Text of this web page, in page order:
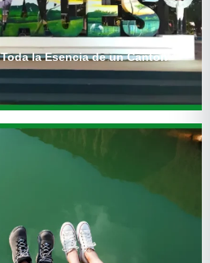
la Esencia de un Cantón